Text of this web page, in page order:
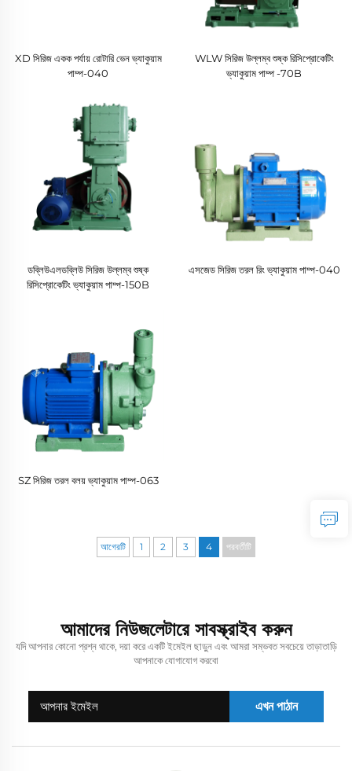
XD সিরিজ একক পর্যায় রোটারি ভেন ভ্যাকুয়াম
পাম্প-040
WLW সিরিজ উল্লম্ব শুষ্ক রিসিপ্রোকেটিং
ভ্যাকুয়াম পাম্প -70B
ডব্লিউএলডব্লিউ সিরিজ উল্লম্ব শুষ্ক
রিসিপ্রোকেটিং ভ্যাকুয়াম পাম্প-150B
এসজেড সিরিজ তরল রিং ভ্যাকুয়াম পাম্প-040
SZ সিরিজ তরল বলয় ভ্যাকুয়াম পাম্প-063
আগেরটি 1 2 3 4 পরবর্তীটি
আমাদের নিউজলেটারে সাবস্ক্রাইব করুন
যদি আপনার কোনো প্রশ্ন থাকে, দয়া করে একটি ইমেইল ছাড়ুন এবং আমরা সম্ভবত সবচেয়ে তাড়াতাড়ি
আপনাকে যোগাযোগ করবো
এখন পাঠান